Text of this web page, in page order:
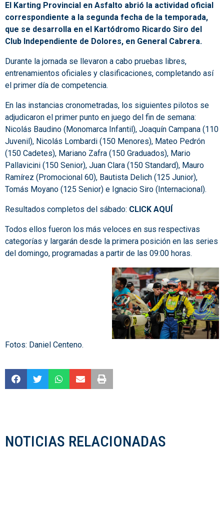
El Karting Provincial en Asfalto abrió la actividad oficial
correspondiente a la segunda fecha de la temporada,
que se desarrolla en el Kartódromo Ricardo Siro del
Club Independiente de Dolores, en General Cabrera.
Durante la jornada se llevaron a cabo pruebas libres,
entrenamientos oficiales y clasificaciones, completando así
el primer día de competencia.
En las instancias cronometradas, los siguientes pilotos se
adjudicaron el primer punto en juego del fin de semana:
Nicolás Baudino (Monomarca Infantil), Joaquín Campana (110
Juvenil), Nicolás Lombardi (150 Menores), Mateo Pedrón
(150 Cadetes), Mariano Zafra (150 Graduados), Mario
Pallavicini (150 Senior), Juan Clara (150 Standard), Mauro
Ramírez (Promocional 60), Bautista Delich (125 Junior),
Tomás Moyano (125 Senior) e Ignacio Siro (Internacional).
Resultados completos del sábado: CLICK AQUÍ
Todos ellos fueron los más veloces en sus respectivas
categorías y largarán desde la primera posición en las series
del domingo, programadas a partir de las 09:00 horas.
Fotos: Daniel Centeno.
NOTICIAS RELACIONADAS